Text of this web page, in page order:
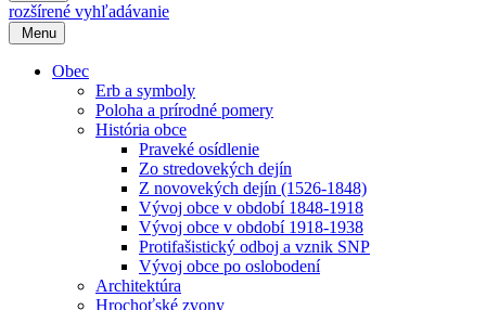
rozšírené vyhľadávanie
Menu
Obec
Erb a symboly
Poloha a prírodné pomery
História obce
Praveké osídlenie
Zo stredovekých dejín
Z novovekých dejín (1526-1848)
Vývoj obce v období 1848-1918
Vývoj obce v období 1918-1938
Protifašistický odboj a vznik SNP
Vývoj obce po oslobodení
Architektúra
Hrochoťské zvony